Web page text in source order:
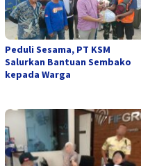
Peduli Sesama, PT KSM
Salurkan Bantuan Sembako
kepada Warga